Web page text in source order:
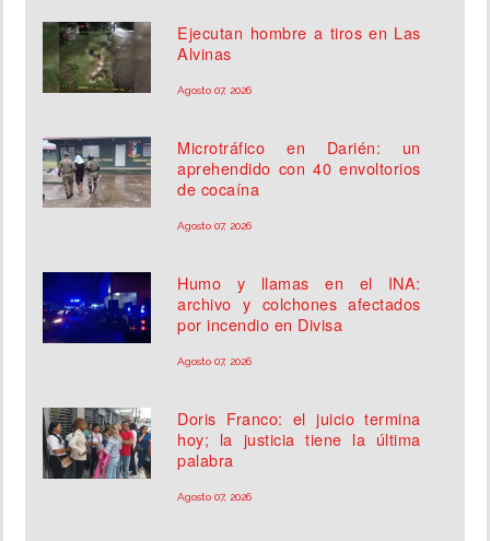
Ejecutan hombre a tiros en Las
Alvinas
Agosto 07, 2026
Microtráfico en Darién: un
aprehendido con 40 envoltorios
de cocaína
Agosto 07, 2026
Humo y llamas en el INA:
archivo y colchones afectados
por incendio en Divisa
Agosto 07, 2026
Doris Franco: el juicio termina
hoy; la justicia tiene la última
palabra
Agosto 07, 2026